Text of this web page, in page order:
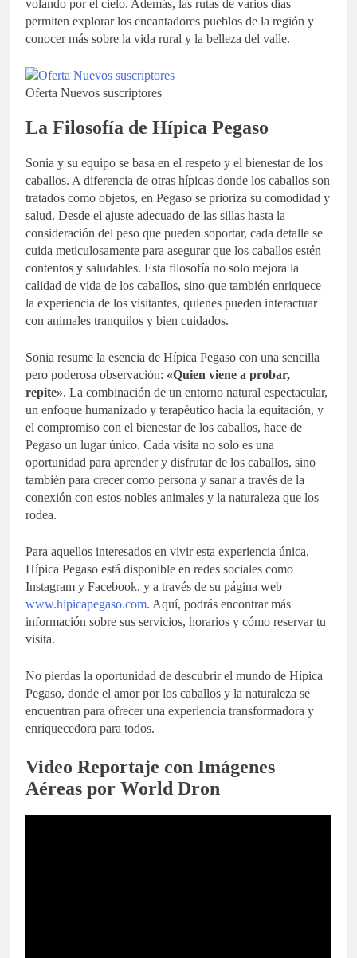
volando por el cielo. Además, las rutas de varios días
permiten explorar los encantadores pueblos de la región y
conocer más sobre la vida rural y la belleza del valle.
Oferta Nuevos suscriptores
La Filosofía de Hípica Pegaso
Sonia y su equipo se basa en el respeto y el bienestar de los
caballos. A diferencia de otras hípicas donde los caballos son
tratados como objetos, en Pegaso se prioriza su comodidad y
salud. Desde el ajuste adecuado de las sillas hasta la
consideración del peso que pueden soportar, cada detalle se
cuida meticulosamente para asegurar que los caballos estén
contentos y saludables. Esta filosofía no solo mejora la
calidad de vida de los caballos, sino que también enriquece
la experiencia de los visitantes, quienes pueden interactuar
con animales tranquilos y bien cuidados.
Sonia resume la esencia de Hípica Pegaso con una sencilla
pero poderosa observación: «Quien viene a probar,
repite». La combinación de un entorno natural espectacular,
un enfoque humanizado y terapéutico hacia la equitación, y
el compromiso con el bienestar de los caballos, hace de
Pegaso un lugar único. Cada visita no solo es una
oportunidad para aprender y disfrutar de los caballos, sino
también para crecer como persona y sanar a través de la
conexión con estos nobles animales y la naturaleza que los
rodea.
Para aquellos interesados en vivir esta experiencia única,
Hípica Pegaso está disponible en redes sociales como
Instagram y Facebook, y a través de su página web
www.hipicapegaso.com. Aquí, podrás encontrar más
información sobre sus servicios, horarios y cómo reservar tu
visita.
No pierdas la oportunidad de descubrir el mundo de Hípica
Pegaso, donde el amor por los caballos y la naturaleza se
encuentran para ofrecer una experiencia transformadora y
enriquecedora para todos.
Video Reportaje con Imágenes
Aéreas por World Dron